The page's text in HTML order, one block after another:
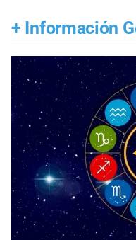
+ Información